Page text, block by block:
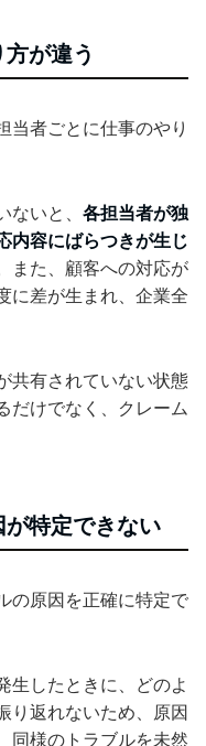
方が違う
当者ごとに仕事のやり
ないと、 各担当者が独
内容にばらつきが生じ
また、顧客への対応が
に差が生まれ、企業全
共有されていない状態
だけでなく、クレーム
が特定できない
の原因を正確に特定で
生したときに、どのよ
り返れないため、原因
同様のトラブルを未然